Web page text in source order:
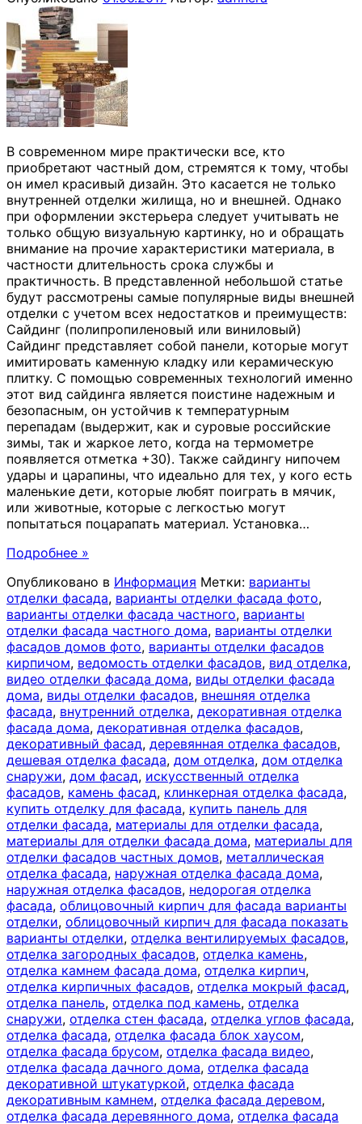
В современном мире практически все, кто
приобретают частный дом, стремятся к тому, чтобы
он имел красивый дизайн. Это касается не только
внутренней отделки жилища, но и внешней. Однако
при оформлении экстерьера следует учитывать не
только общую визуальную картинку, но и обращать
внимание на прочие характеристики материала, в
частности длительность срока службы и
практичность. В представленной небольшой статье
будут рассмотрены самые популярные виды внешней
отделки с учетом всех недостатков и преимуществ:
Сайдинг (полипропиленовый или виниловый)
Сайдинг представляет собой панели, которые могут
имитировать каменную кладку или керамическую
плитку. С помощью современных технологий именно
этот вид сайдинга является поистине надежным и
безопасным, он устойчив к температурным
перепадам (выдержит, как и суровые российские
зимы, так и жаркое лето, когда на термометре
появляется отметка +30). Также сайдингу нипочем
удары и царапины, что идеально для тех, у кого есть
маленькие дети, которые любят поиграть в мячик,
или животные, которые с легкостью могут
попытаться поцарапать материал. Установка…
Подробнее »
Опубликовано в Информация Метки: варианты
отделки фасада, варианты отделки фасада фото,
варианты отделки фасада частного, варианты
отделки фасада частного дома, варианты отделки
фасадов домов фото, варианты отделки фасадов
кирпичом, ведомость отделки фасадов, вид отделка,
видео отделки фасада дома, виды отделки фасада
дома, виды отделки фасадов, внешняя отделка
фасада, внутренний отделка, декоративная отделка
фасада дома, декоративная отделка фасадов,
декоративный фасад, деревянная отделка фасадов,
дешевая отделка фасада, дом отделка, дом отделка
снаружи, дом фасад, искусственный отделка
фасадов, камень фасад, клинкерная отделка фасада,
купить отделку для фасада, купить панель для
отделки фасада, материалы для отделки фасада,
материалы для отделки фасада дома, материалы для
отделки фасадов частных домов, металлическая
отделка фасада, наружная отделка фасада дома,
наружная отделка фасадов, недорогая отделка
фасада, облицовочный кирпич для фасада варианты
отделки, облицовочный кирпич для фасада показать
варианты отделки, отделка вентилируемых фасадов,
отделка загородных фасадов, отделка камень,
отделка камнем фасада дома, отделка кирпич,
отделка кирпичных фасадов, отделка мокрый фасад,
отделка панель, отделка под камень, отделка
снаружи, отделка стен фасада, отделка углов фасада,
отделка фасада, отделка фасада блок хаусом,
отделка фасада брусом, отделка фасада видео,
отделка фасада дачного дома, отделка фасада
декоративной штукатуркой, отделка фасада
декоративным камнем, отделка фасада деревом,
отделка фасада деревянного дома, отделка фасада